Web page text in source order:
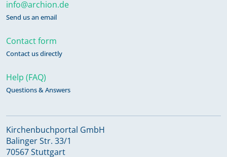
Grochwitz
Großaga
Großbocka
Großebersdorf
Großfalka
info@archion.de
Send us an email
Contact form
Contact us directly
Help (FAQ)
Questions & Answers
Kirchenbuchportal GmbH
Balinger Str. 33/1
70567 Stuttgart